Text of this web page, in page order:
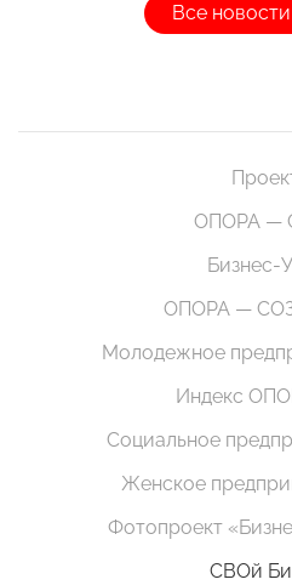
Все
ОПОРА —
Бизнес-
ОПОРА —
Молодежное
Индекс
Социальное
Женское
Фотопроект
СВОй